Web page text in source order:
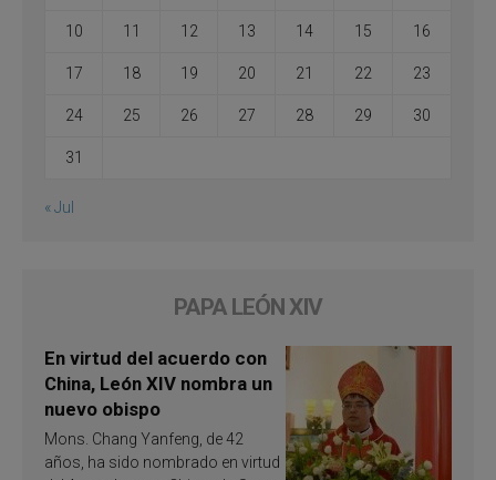
10 11 12 13 14 15 16
17 18 19 20 21 22 23
24 25 26 27 28 29 30
31
« Jul
PAPA LEÓN XIV
En virtud del acuerdo con
China, León XIV nombra un
nuevo obispo
Mons. Chang Yanfeng, de 42
años, ha sido nombrado en virtud